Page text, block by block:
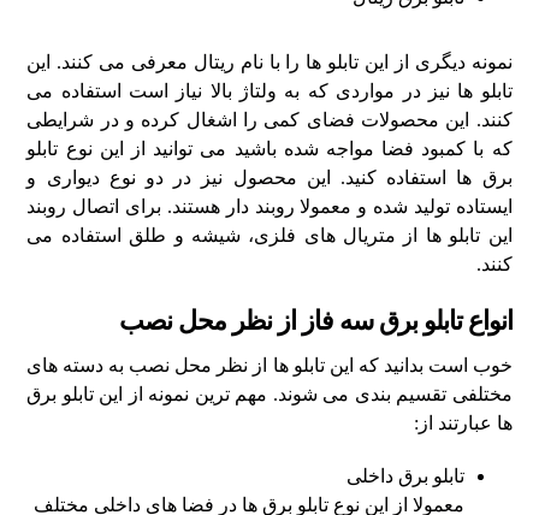
نمونه دیگری از این تابلو ها را با نام ریتال معرفی می کنند. این
تابلو ها نیز در مواردی که به ولتاژ بالا نیاز است استفاده می
کنند. این محصولات فضای کمی را اشغال کرده و در شرایطی
که با کمبود فضا مواجه شده باشید می توانید از این نوع تابلو
برق ها استفاده کنید. این محصول نیز در دو نوع دیواری و
ایستاده تولید شده و معمولا روبند دار هستند. برای اتصال روبند
این تابلو ها از متریال های فلزی، شیشه و طلق استفاده می
کنند.
انواع تابلو برق سه فاز از نظر محل نصب
خوب است بدانید که این تابلو ها از نظر محل نصب به دسته های
مختلفی تقسیم بندی می شوند. مهم ترین نمونه از این تابلو برق
ها عبارتند از:
تابلو برق داخلی
معمولا از این نوع تابلو برق ها در فضا های داخلی مختلف